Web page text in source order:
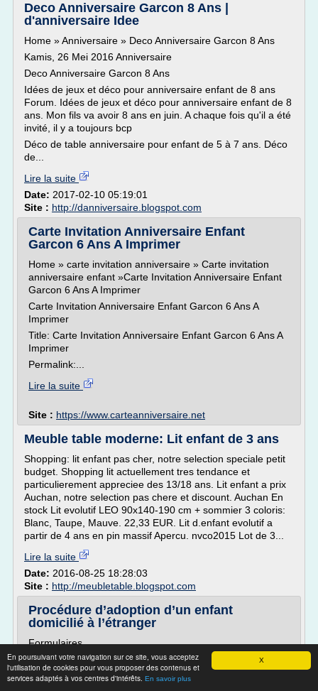
X
En poursuivant votre navigation sur ce site, vous acceptez
l'utilisation de cookies pour vous proposer des contenus et
services adaptés à vos centres d'intérêts. En savoir plus
Deco Anniversaire Garcon 8 Ans |
d'anniversaire Idee
Home » Anniversaire » Deco Anniversaire Garcon 8 Ans
Kamis, 26 Mei 2016 Anniversaire
Deco Anniversaire Garcon 8 Ans
Idées de jeux et déco pour anniversaire enfant de 8 ans
Forum. Idées de jeux et déco pour anniversaire enfant de 8
ans. Mon fils va avoir 8 ans en juin. A chaque fois qu'il a été
invité, il y a toujours bcp
Déco de table anniversaire pour enfant de 5 à 7 ans. Déco
de...
Lire la suite
Date: 2017-02-10 05:19:01
Site : http://danniversaire.blogspot.com
Carte Invitation Anniversaire Enfant
Garcon 6 Ans A Imprimer
Home » carte invitation anniversaire » Carte invitation
anniversaire enfant »Carte Invitation Anniversaire Enfant
Garcon 6 Ans A Imprimer
Carte Invitation Anniversaire Enfant Garcon 6 Ans A
Imprimer
Title: Carte Invitation Anniversaire Enfant Garcon 6 Ans A
Imprimer
Permalink:...
Lire la suite
Site : https://www.carteanniversaire.net
Meuble table moderne: Lit enfant de 3 ans
Shopping: lit enfant pas cher, notre selection speciale petit
budget. Shopping lit actuellement tres tendance et
particulierement appreciee des 13/18 ans. Lit enfant a prix
Auchan, notre selection pas chere et discount. Auchan En
stock Lit evolutif LEO 90x140-190 cm + sommier 3 coloris:
Blanc, Taupe, Mauve. 22,33 EUR. Lit d.enfant evolutif a
partir de 4 ans en pin massif Apercu. nvco2015 Lot de 3...
Lire la suite
Date: 2016-08-25 18:28:03
Site : http://meubletable.blogspot.com
Procédure d’adoption d’un enfant
domicilié à l’étranger
Formulaires
Procédure d'adoption d'un enfant domicilié à l'étranger
Au Québec, c'est le Secrétariat à l'adoption internationale,